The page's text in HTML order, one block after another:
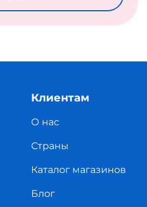
Клиентам
О нас
Страны
Каталог магазинов
Блог